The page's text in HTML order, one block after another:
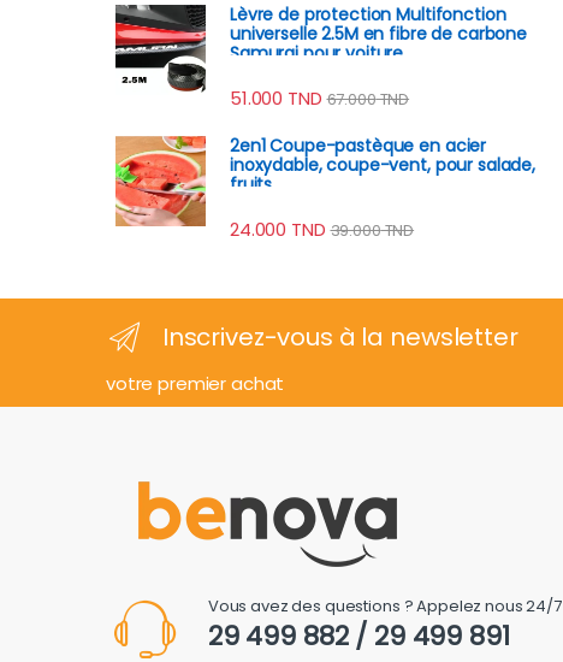
Lèvre de protection Multifonction
universelle 2.5M en fibre de carbone
Samurai pour voiture
51.000 TND 67.000TND
2en1 Coupe-pastèque en acier
inoxydable, coupe-vent, pour salade,
fruits
24.000 TND 39.000TND
Inscrivez-vous à la newsletter
votre premier achat
Vous avez des questions ? Appelez nous 24/7
29 499 882 / 29 499 891